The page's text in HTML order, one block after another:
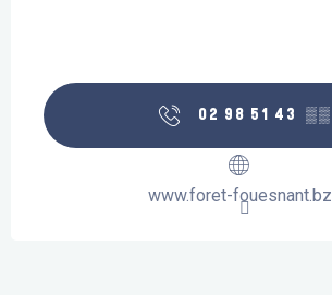
02 98 51 43 ▒▒
www.foret-